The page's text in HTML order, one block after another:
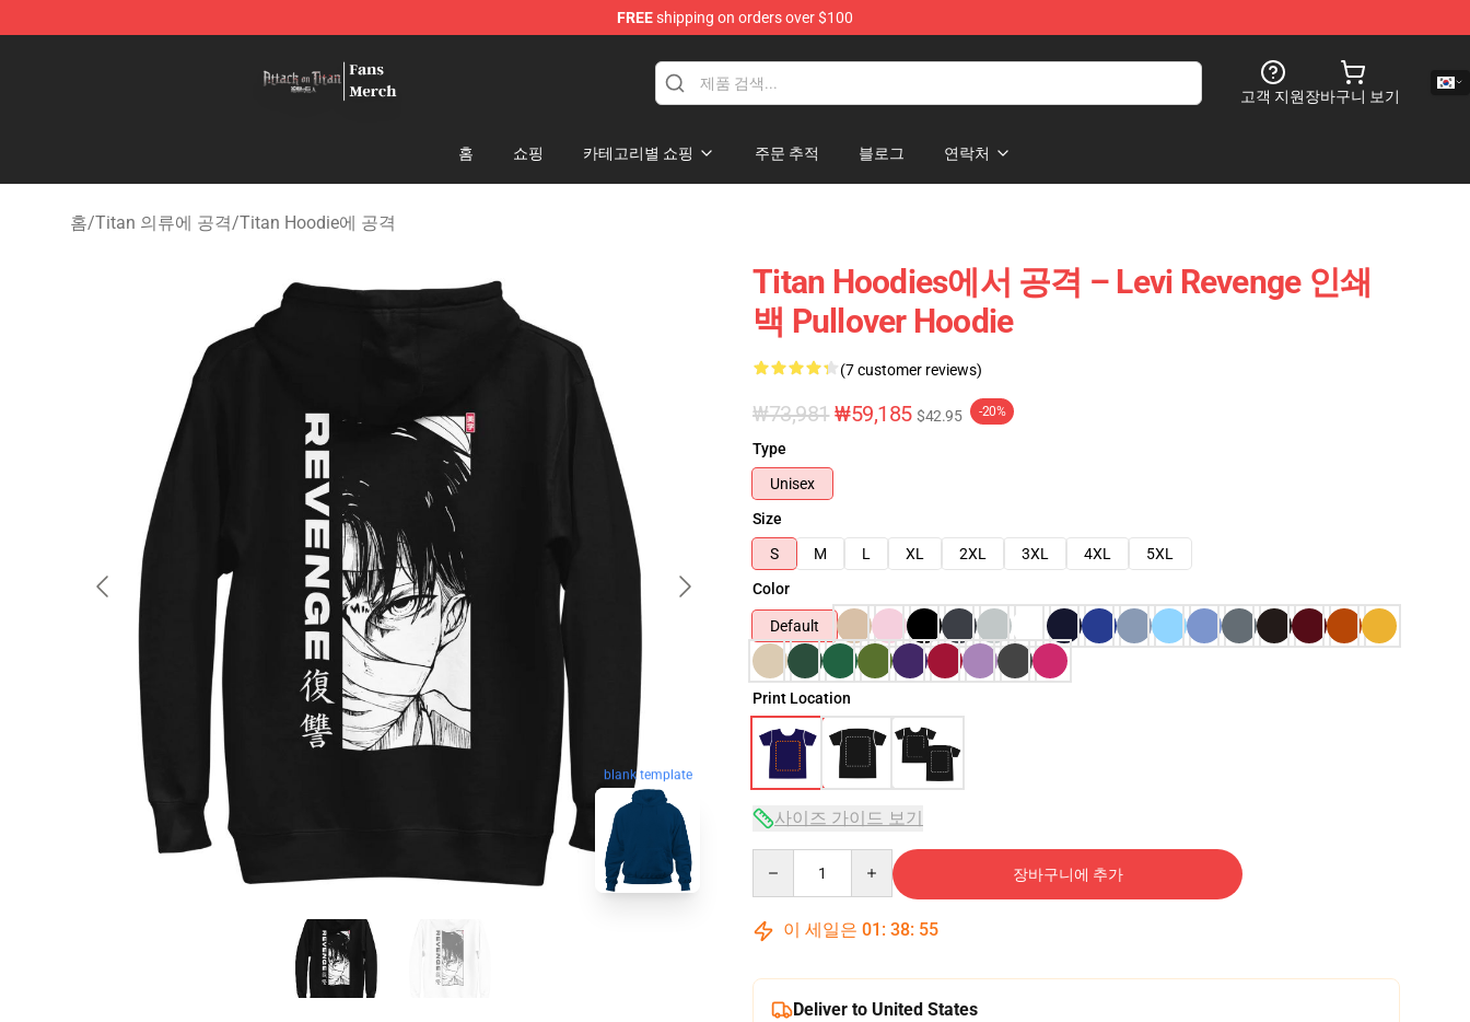
FREEshipping on orders over $100
고객 지원장바구니 보기
홈 쇼핑 카테고리별 쇼핑 주문 추적 블로그 연락처
홈/Titan 의류에 공격/Titan Hoodie에 공격
blank template
Titan Hoodies에서 공격 – Levi Revenge 인쇄
백 Pullover Hoodie
(7 customer reviews)
₩73,981 ₩59,185 $42.95 -20%
Type
Unisex
Size
S
M L XL 2XL 3XL 4XL
5XL
Color
Default
Print Location
사이즈 가이드 보기
장바구니에 추가
이 세일은 01 : 38: 54
Deliver to United States